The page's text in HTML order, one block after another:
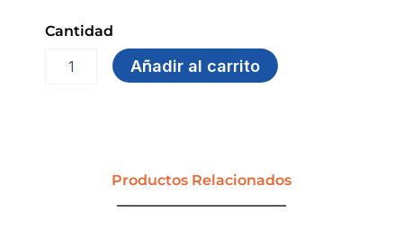
Cantidad
INSECTICIDA
Añadir al carrito
Productos Relacionados